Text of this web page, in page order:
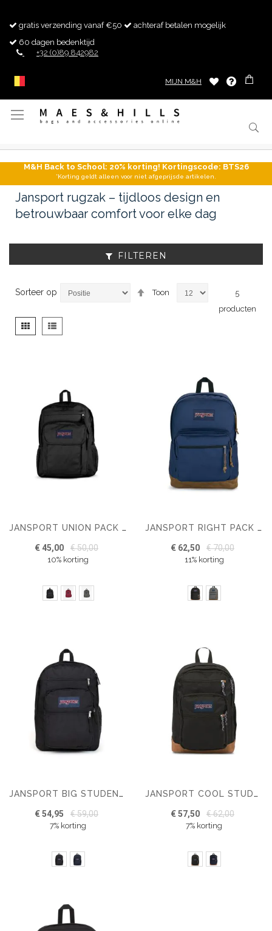
gratis verzending vanaf €50
achteraf betalen mogelijk
60 dagen bedenktijd
+32 (0)89 842982
MIJN M&H
Toggle
M&H Back to School: 20% korting! Kortingscode: BTS26
*Korting geldt alleen voor niet afgeprijsde artikelen.
Jansport rugzak – tijdloos design en
betrouwbaar comfort voor elke dag
FILTEREN
Sorteer op
Van
Toon
5
producten
Tonen
als
Foto-
tabel
Lijst
JANSPORT UNION PACK RUGZAK
€ 45,00 € 50,00
10% korting
JANSPORT RIGHT PACK RUGZAK
€ 62,50 € 70,00
11% korting
JANSPORT BIG STUDENT RUGZAK
€ 54,95 € 59,00
7% korting
JANSPORT COOL STUDENT RUGZAK
€ 57,50 € 62,00
7% korting